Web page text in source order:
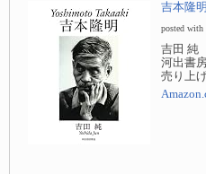
吉本隆明
posted with
吉田 純
河出書
売り上